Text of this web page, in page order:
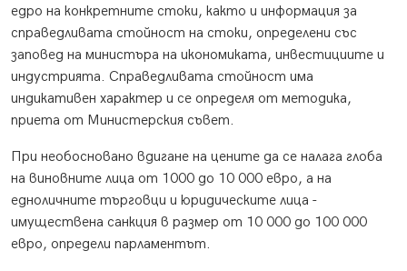
едро на конкретните стоки, както и информация за
справедливата стойност на стоки, определени със
заповед на министъра на икономиката, инвестициите и
индустрията. Справедливата стойност има
индикативен характер и се определя от методика,
приета от Министерския съвет.
При необосновано вдигане на цените да се налага глоба
на виновните лица от 1000 до 10 000 евро, а на
едноличните търговци и юридическите лица -
имуществена санкция в размер от 10 000 до 100 000
евро, определи парламентът.